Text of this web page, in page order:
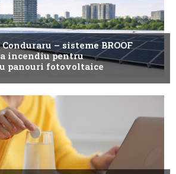
– sisteme BROOF
incendiu pentru
panouri fotovoltaice